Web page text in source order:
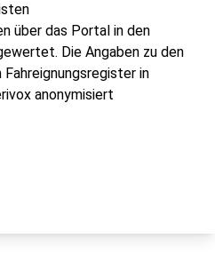
über das Portal in den
Die Angaben zu den
in
anonymisiert